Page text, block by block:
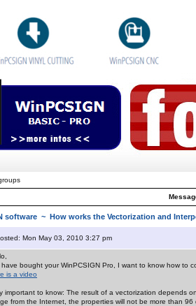
software ~ How works the Vectorization and
Mon May 03, 2010 3:27 pm
have bought your WinPCSIGN Pro, I want to know how to
is a video
important to know: The result of a vectorization depends
from the Internet, the properties will not be more than 96